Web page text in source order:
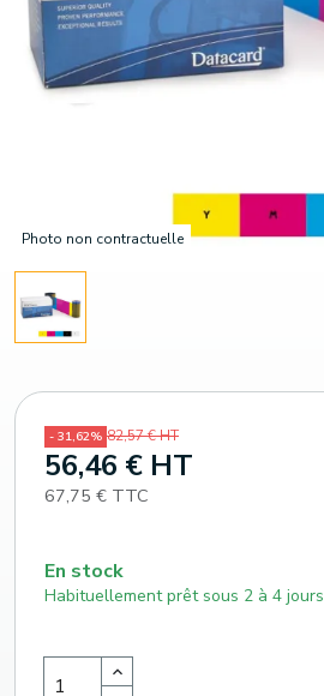
Photo non contractuelle
- 31,62% 82,57 € HT
56,46 € HT
67,75 € TTC
En stock
Habituellement prêt sous 2 à 4 jours